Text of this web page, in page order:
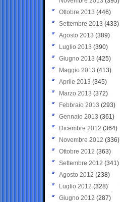
Ottobre 2013 (446)
Settembre 2013 (433)
Agosto 2013 (389)
Luglio 2013 (390)
Giugno 2013 (425)
Maggio 2013 (413)
Aprile 2013 (345)
Marzo 2013 (372)
Febbraio 2013 (293)
Gennaio 2013 (361)
Dicembre 2012 (364)
Novembre 2012 (336)
Ottobre 2012 (363)
Settembre 2012 (341)
Agosto 2012 (238)
Luglio 2012 (328)
Giugno 2012 (287)